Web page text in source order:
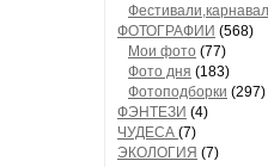
ФОТОГРАФИИ (568)
Мои фото (77)
Фото дня (183)
Фотоподборки (297)
ФЭНТЕЗИ (4)
ЧУДЕСА (7)
ЭКОЛОГИЯ (7)